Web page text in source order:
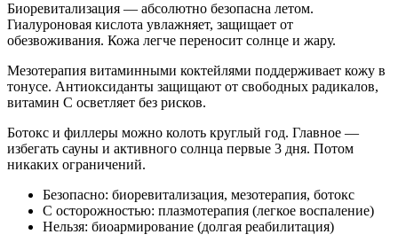
Биоревитализация — абсолютно безопасна летом.
Гиалуроновая кислота увлажняет, защищает от
обезвоживания. Кожа легче переносит солнце и жару.
Мезотерапия витаминными коктейлями поддерживает кожу в
тонусе. Антиоксиданты защищают от свободных радикалов,
витамин С осветляет без рисков.
Ботокс и филлеры можно колоть круглый год. Главное —
избегать сауны и активного солнца первые 3 дня. Потом
никаких ограничений.
Безопасно: биоревитализация, мезотерапия, ботокс
С осторожностью: плазмотерапия (легкое воспаление)
Нельзя: биоармирование (долгая реабилитация)